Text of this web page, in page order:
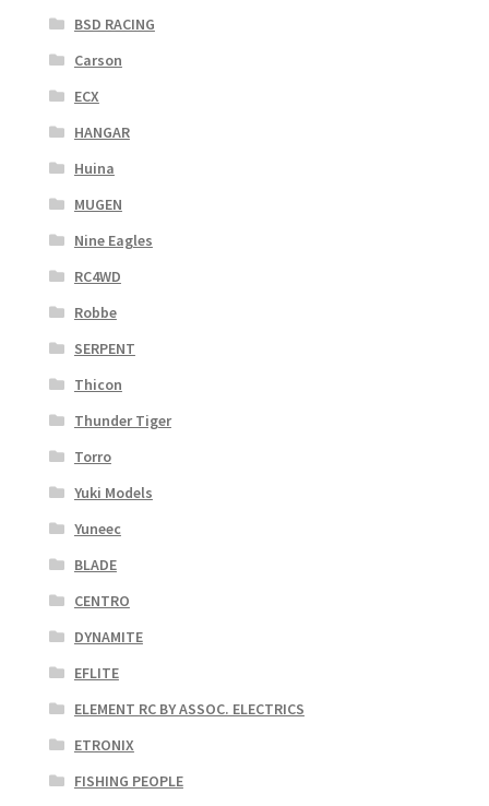
BSD RACING
Carson
ECX
HANGAR
Huina
MUGEN
Nine Eagles
RC4WD
Robbe
SERPENT
Thicon
Thunder Tiger
Torro
Yuki Models
Yuneec
BLADE
CENTRO
DYNAMITE
EFLITE
ELEMENT RC BY ASSOC. ELECTRICS
ETRONIX
FISHING PEOPLE